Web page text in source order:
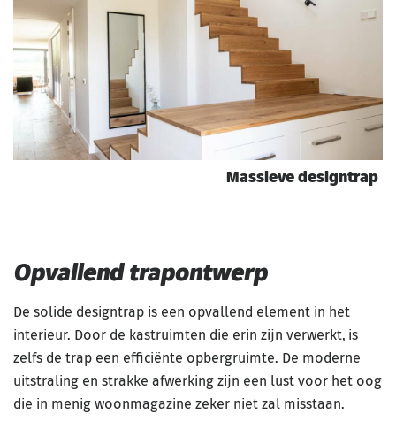
Massieve designtrap
Opvallend trapontwerp
De solide designtrap is een opvallend element in het
interieur. Door de kastruimten die erin zijn verwerkt, is
zelfs de trap een efficiënte opbergruimte. De moderne
uitstraling en strakke afwerking zijn een lust voor het oog
die in menig woonmagazine zeker niet zal misstaan.